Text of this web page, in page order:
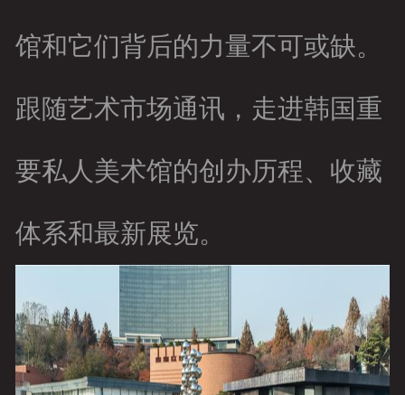
馆和它们背后的力量不可或缺。
跟随艺术市场通讯，走进韩国重
要私人美术馆的创办历程、收藏
体系和最新展览。